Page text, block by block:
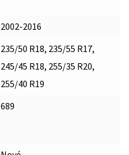
2002-2016
235/50 R18, 235/55 R17,
245/45 R18, 255/35 R20,
255/40 R19
689